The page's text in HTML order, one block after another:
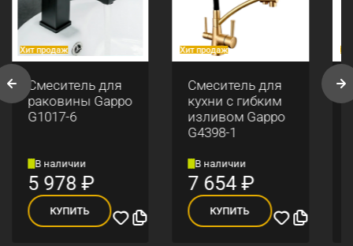
Хит продаж
Смеситель для
раковины Gappo
G1017-6
В наличии
5 978₽
КУПИТЬ
Хит продаж
Смеситель для
кухни с гибким
изливом Gappo
G4398-1
В наличии
7 654₽
КУПИТЬ